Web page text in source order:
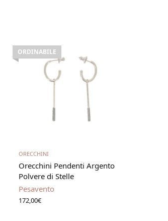
ORDINABILE
ORECCHINI
Orecchini Pendenti Argento
Polvere di Stelle
Pesavento
172,00€